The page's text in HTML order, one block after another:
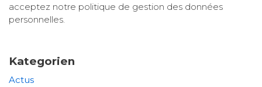
acceptez notre politique de gestion des données
personnelles.
Kategorien
Actus